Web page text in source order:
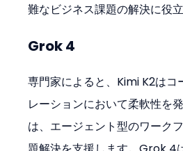
難なビジネス課題の解決に役立
Grok 4
専門家によると、Kimi K2はコ
レーションにおいて柔軟性を
は、エージェント型のワーク